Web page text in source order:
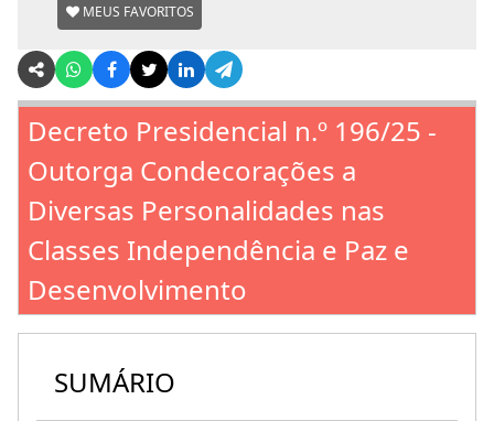
MEUS FAVORITOS
Decreto Presidencial n.º 196/25 -
Outorga Condecorações a
Diversas Personalidades nas
Classes Independência e Paz e
Desenvolvimento
SUMÁRIO